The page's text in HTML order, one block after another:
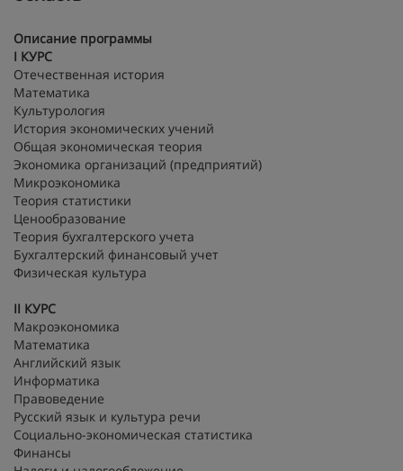
Описание программы
I КУРС
Отечественная история
Математика
Культурология
История экономических учений
Общая экономическая теория
Экономика организаций (предприятий)
Микроэкономика
Теория статистики
Ценообразование
Теория бухгалтерского учета
Бухгалтерский финансовый учет
Физическая культура
II КУРС
Макроэкономика
Математика
Английский язык
Информатика
Правоведение
Русский язык и культура речи
Социально-экономическая статистика
Финансы